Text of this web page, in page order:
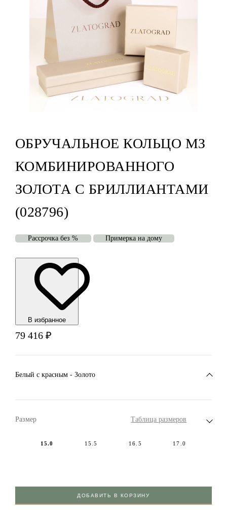
ОБРУЧАЛЬНОЕ КОЛЬЦО МЗ
КОМБИНИРОВАННОГО
ЗОЛОТА С БРИЛЛИАНТАМИ
(028796)
Рассрочка без % Примерка на дому
В избранноe
79 416 ₽
Белый c красным - Золото
Размер Таблица размеров
15.0 15.5 16.5 17.0
ДОБАВИТЬ В КОРЗИНУ